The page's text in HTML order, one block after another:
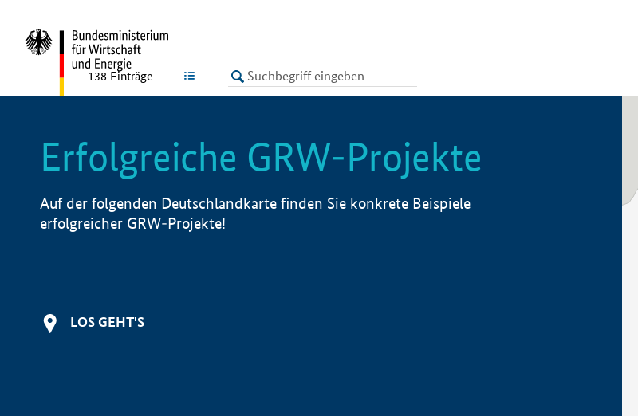
LISTE
138 Einträge
Erfolgreiche GRW-Projekte
Auf der folgenden Deutschlandkarte finden Sie konkrete Beispiele
erfolgreicher GRW-Projekte!
LOS GEHT'S